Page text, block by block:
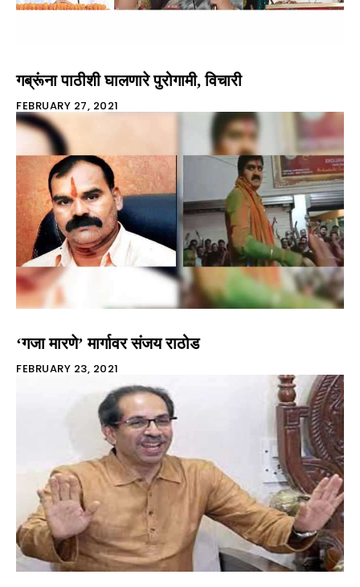
गब्रूंना पाठीशी घालणारे पुरोगामी, विचारी
FEBRUARY 27, 2021
‘गजा मारणे’ मार्गावर संजय राठोड
FEBRUARY 23, 2021